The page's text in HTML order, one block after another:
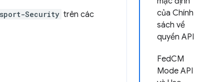
của Chính
sách về
quyền API
FedCM
Mode API
Security trên các